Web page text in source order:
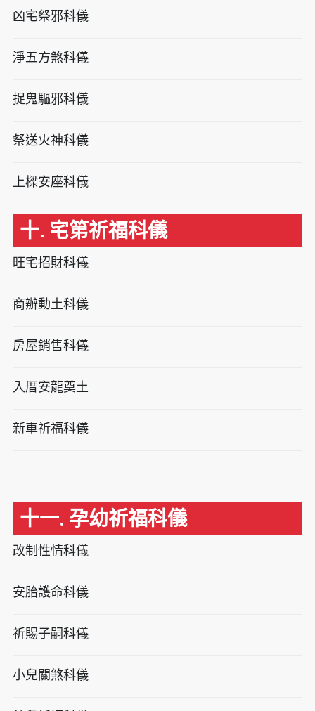
凶宅祭邪科儀
淨五方煞科儀
捉鬼驅邪科儀
祭送火神科儀
上樑安座科儀
十. 宅第祈福科儀
旺宅招財科儀
商辦動土科儀
房屋銷售科儀
入厝安龍奠土
新車祈福科儀
十一. 孕幼祈福科儀
改制性情科儀
安胎護命科儀
祈賜子嗣科儀
小兒關煞科儀